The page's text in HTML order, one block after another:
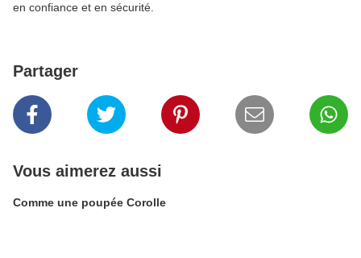
en confiance et en sécurité.
Partager
Vous aimerez aussi
Comme une poupée Corolle